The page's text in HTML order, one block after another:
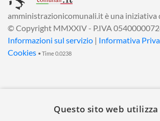
amministrazionicomunali.it è una iniziativa
© Copyright MMXXIV - P.IVA
Informazioni sul servizio | Informativa
Cookies • Time 0.0238
Questo sito web utilizza